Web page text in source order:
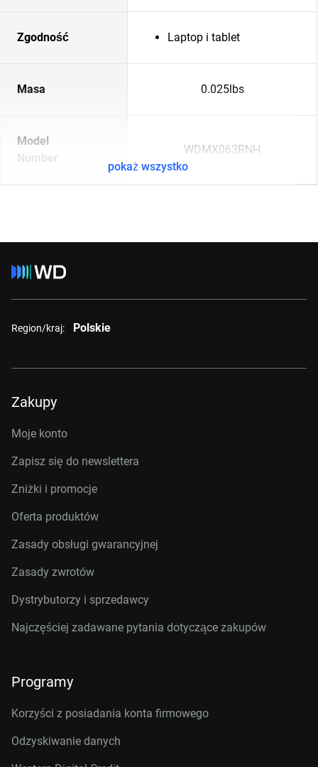
Zgodność Laptop i tablet
Masa 0.025lbs
Model
Number
WDMX063RNH
pokaż wszystko
Region/kraj: Polskie
Zakupy
Moje konto
Zapisz się do newslettera
Zniżki i promocje
Oferta produktów
Zasady obsługi gwarancyjnej
Zasady zwrotów
Dystrybutorzy i sprzedawcy
Najczęściej zadawane pytania dotyczące zakupów
Programy
Korzyści z posiadania konta firmowego
Odzyskiwanie danych